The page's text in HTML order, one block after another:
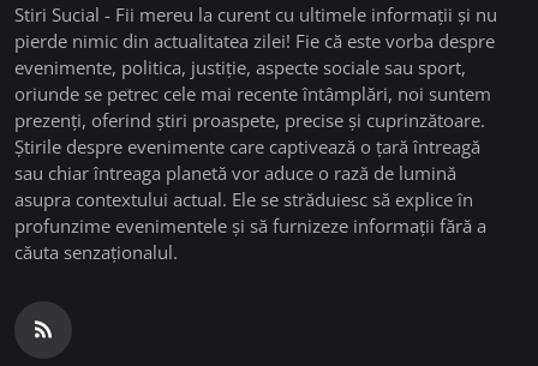
Stiri Sucial - Fii mereu la curent cu ultimele informații și nu
pierde nimic din actualitatea zilei! Fie că este vorba despre
evenimente, politica, justiție, aspecte sociale sau sport,
oriunde se petrec cele mai recente întâmplări, noi suntem
prezenți, oferind știri proaspete, precise și cuprinzătoare.
Știrile despre evenimente care captivează o țară întreagă
sau chiar întreaga planetă vor aduce o rază de lumină
asupra contextului actual. Ele se străduiesc să explice în
profunzime evenimentele și să furnizeze informații fără a
căuta senzaționalul.